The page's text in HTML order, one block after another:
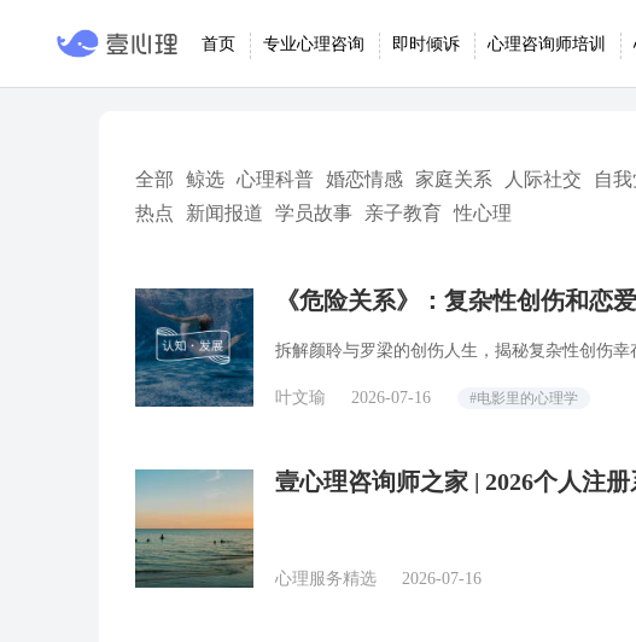
首页 专业心理咨询 即时倾诉 心理咨询师培训
全部 鲸选 心理科普 婚恋情感 家庭关系 人际社交 自
热点
新闻报道 学员故事 亲子教育 性心理
《危险关系》：复杂性创伤和恋
拆解颜聆与罗梁的创伤人生，揭秘复杂性创伤幸
叶文瑜 2026-07-16 #电影里的心理学
壹心理咨询师之家 | 2026个人注
心理服务精选 2026-07-16